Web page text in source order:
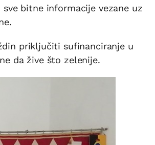
bitne informacije vezane uz
priključiti sufinanciranje u
da žive što zelenije.